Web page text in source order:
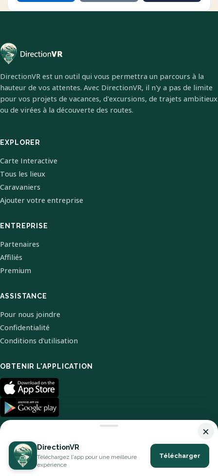
DirectionVR est un outil qui vous permettra un parcours à la
hauteur de vos attentes. Avec DirectionVR, il n'y a pas de limite
pour vos projets de vacances, d'excursions, de trajets ambitieux
ou de virées à la découverte des routes.
EXPLORER
Carte Interactive
Tous les lieux
Caravaniers
Ajouter votre entreprise
ENTREPRISE
Partenaires
Affiliés
Premium
ASSISTANCE
Pour nous joindre
Confidentialité
Conditions d'utilisation
OBTENIR L'APPLICATION
© 2026 DirectionVR. Tous droits réservés.
×
DirectionVR
Téléchargez l'app pour une meilleure
expérience
Télécharger